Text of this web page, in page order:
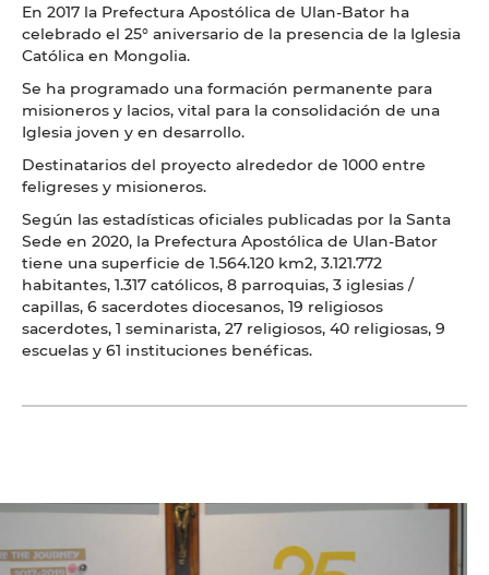
En 2017 la Prefectura Apostólica de Ulan-Bator ha
celebrado el 25° aniversario de la presencia de la Iglesia
Católica en Mongolia.
Se ha programado una formación permanente para
misioneros y lacios, vital para la consolidación de una
Iglesia joven y en desarrollo.
Destinatarios del proyecto alrededor de 1000 entre
feligreses y misioneros.
Según las estadísticas oficiales publicadas por la Santa
Sede en 2020, la Prefectura Apostólica de Ulan-Bator
tiene una superficie de 1.564.120 km2, 3.121.772
habitantes, 1.317 católicos, 8 parroquias, 3 iglesias /
capillas, 6 sacerdotes diocesanos, 19 religiosos
sacerdotes, 1 seminarista, 27 religiosos, 40 religiosas, 9
escuelas y 61 instituciones benéficas.